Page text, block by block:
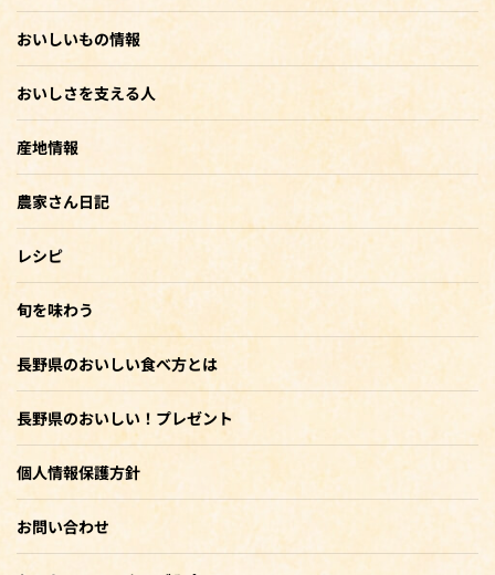
おいしいもの情報
おいしさを支える人
産地情報
農家さん日記
レシピ
旬を味わう
長野県のおいしい食べ方とは
長野県のおいしい！プレゼント
個人情報保護方針
お問い合わせ